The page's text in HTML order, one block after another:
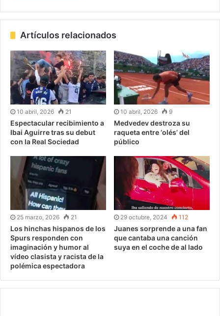
Artículos relacionados
10 abril, 2026 21
Espectacular recibimiento a
Ibai Aguirre tras su debut
con la Real Sociedad
10 abril, 2026 9
Medvedev destroza su
raqueta entre ‘olés’ del
público
25 marzo, 2026 21
Los hinchas hispanos de los
Spurs responden con
imaginación y humor al
vídeo clasista y racista de la
polémica espectadora
29 octubre, 2024 112
Juanes sorprende a una fan
que cantaba una canción
suya en el coche de al lado